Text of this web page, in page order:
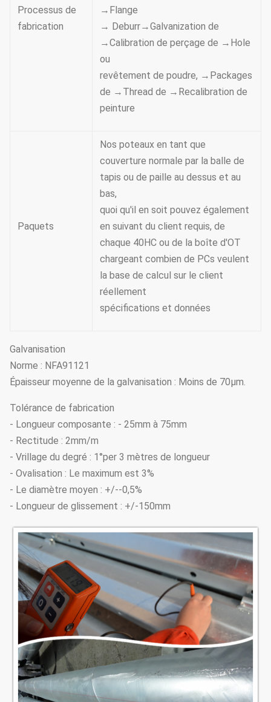
Processus de
fabrication
→Flange
→ Deburr→Galvanization de
→Calibration de perçage de →Hole
ou
revêtement de poudre, →Packages
de →Thread de →Recalibration de
peinture
Paquets
Nos poteaux en tant que
couverture normale par la balle de
tapis ou de paille au dessus et au
bas,
quoi qu'il en soit pouvez également
en suivant du client requis, de
chaque 40HC ou de la boîte d'OT
chargeant combien de PCs veulent
la base de calcul sur le client
réellement
spécifications et données
Galvanisation
Norme : NFA91121
Épaisseur moyenne de la galvanisation : Moins de 70μm.
Tolérance de fabrication
- Longueur composante : - 25mm à 75mm
- Rectitude : 2mm/m
- Vrillage du degré : 1°per 3 mètres de longueur
- Ovalisation : Le maximum est 3%
- Le diamètre moyen : +/--0,5%
- Longueur de glissement : +/-150mm